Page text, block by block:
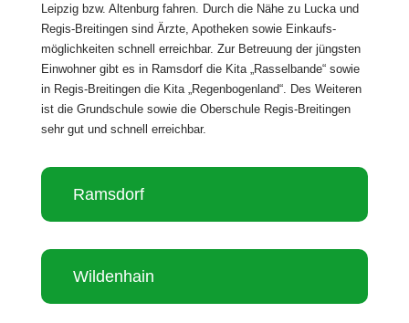
Leipzig bzw. Altenburg fahren. Durch die Nähe zu Lucka und
Regis-Breitingen sind Ärzte, Apotheken sowie Einkaufs-
möglichkeiten schnell erreichbar. Zur Betreuung der jüngsten
Einwohner gibt es in Ramsdorf die Kita „Rasselbande“ sowie
in Regis-Breitingen die Kita „Regenbogenland“. Des Weiteren
ist die Grundschule sowie die Oberschule Regis-Breitingen
sehr gut und schnell erreichbar.
Ramsdorf
Wildenhain